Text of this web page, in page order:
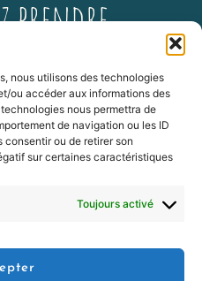
nous utilisons des technologies
ou accéder aux informations des
nous permettra de
de navigation ou les ID
consentir ou de retirer son
sur certaines caractéristiques
Toujours activé
prendre
par ici
ME
CONTACTER
érotique ou sexuelle.
et de 30 000 € à 45
conseil à un